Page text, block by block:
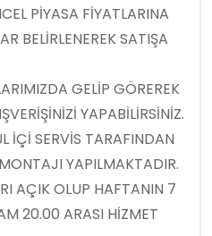
PİYASA FİYATLARINA
BELİRLENEREK SATIŞA
GELİP GÖREREK
YAPABİLİRSİNİZ.
İÇİ SERVİS TARAFINDAN
YAPILMAKTADIR.
AÇIK OLUP HAFTANIN 7
20.00 ARASI HİZMET